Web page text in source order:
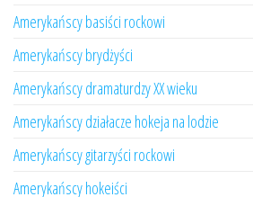
Amerykańscy basiści rockowi
Amerykańscy brydżyści
Amerykańscy dramaturdzy XX wieku
Amerykańscy działacze hokeja na lodzie
Amerykańscy gitarzyści rockowi
Amerykańscy hokeiści